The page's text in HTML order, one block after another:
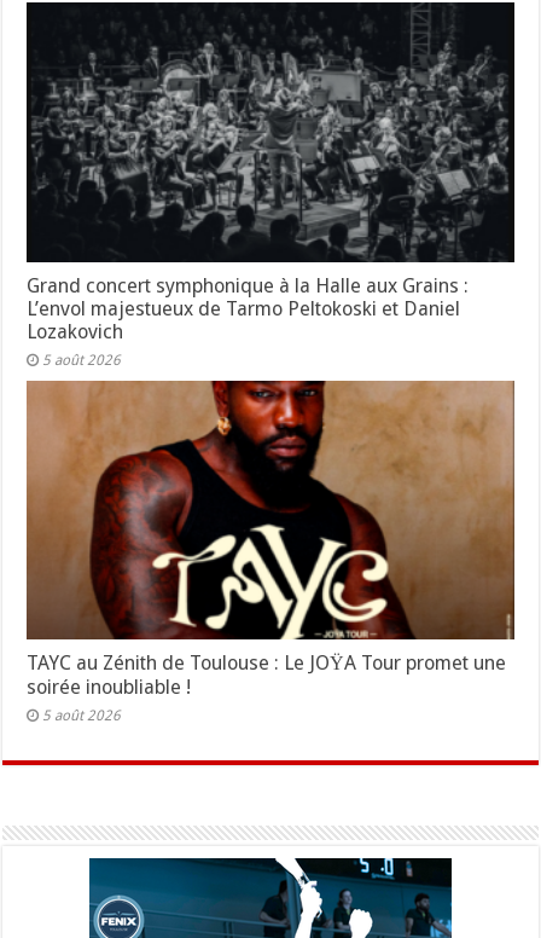
Grand concert symphonique à la Halle aux Grains :
L’envol majestueux de Tarmo Peltokoski et Daniel
Lozakovich
5 août 2026
TAYC au Zénith de Toulouse : Le JOŸA Tour promet une
soirée inoubliable !
5 août 2026